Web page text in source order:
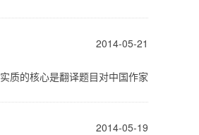
2014-05-21
质的核心是翻译题目对中国作家
2014-05-19